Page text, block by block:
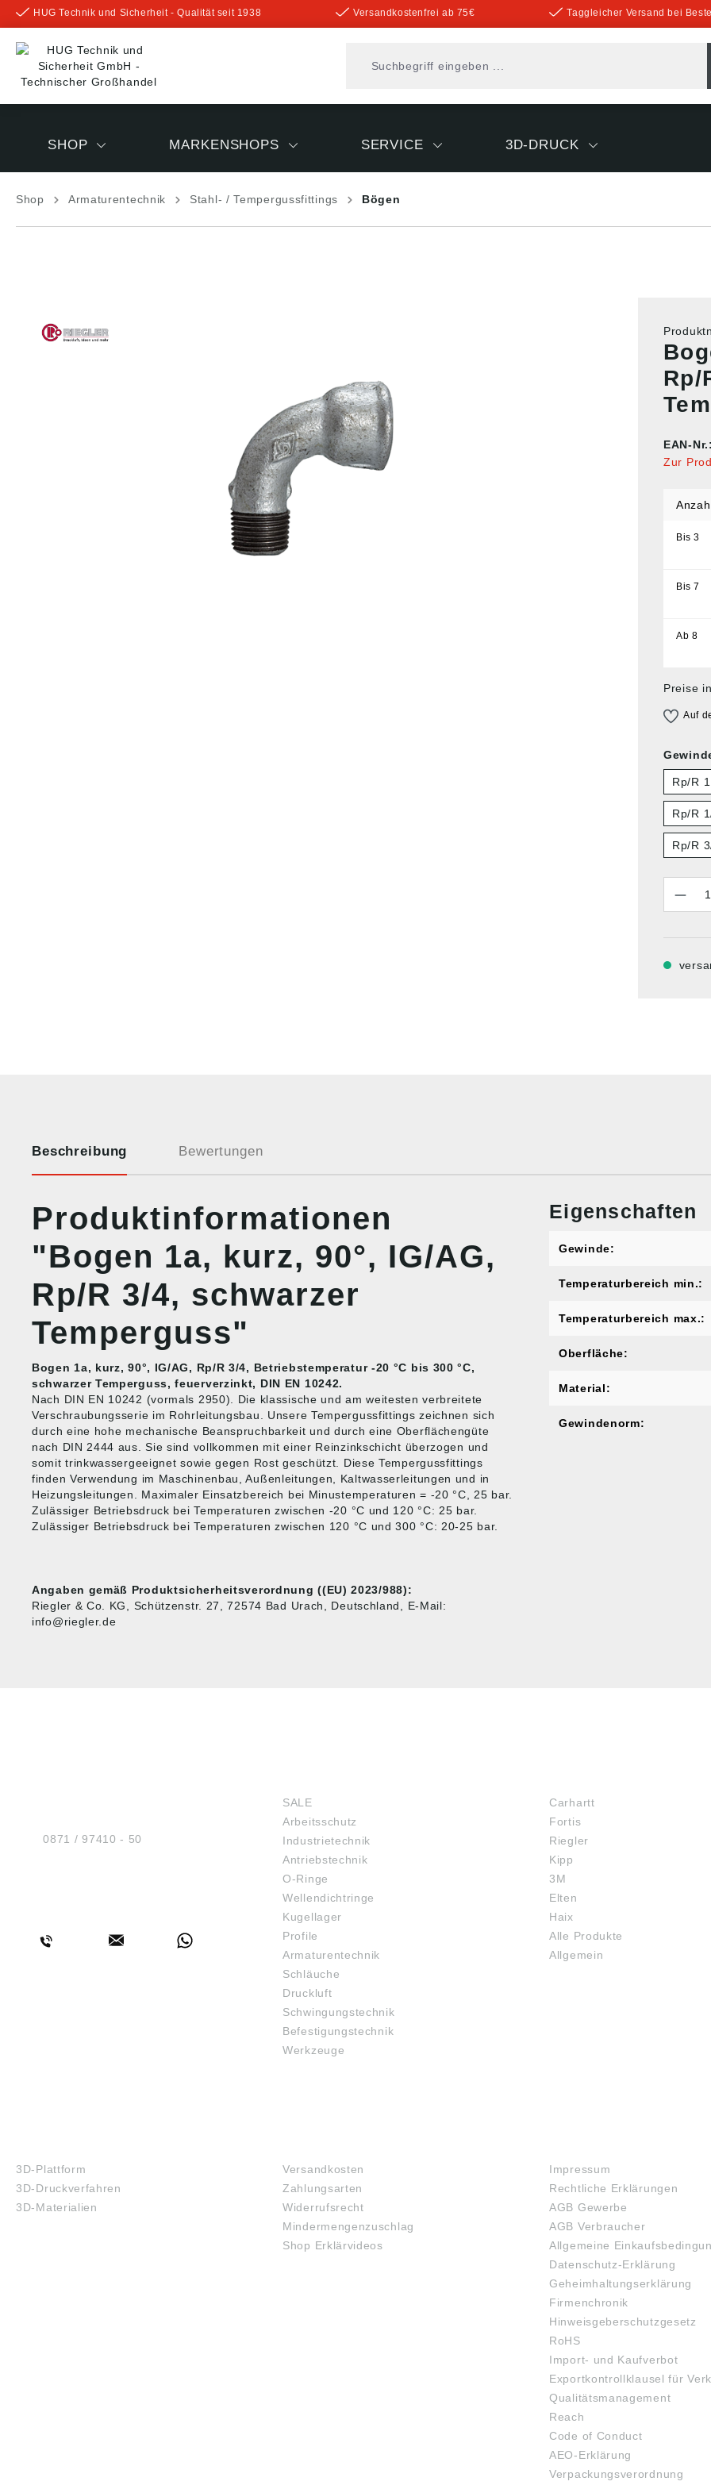
springen
HUG Technik und Sicherheit - Qualität seit 1938 Versandkostenfrei ab 75€ Taggleicher Versand bei
SHOP MARKENSHOPS SERVICE 3D-DRUCK
Shop Armaturentechnik Stahl- / Tempergussfittings Bögen
Rp/
EAN-
Zur
Bis3
Bis7
Ab 8
Preise
Auf
Rp/R 1
Rp/R
Rp/R
Beschreibung Bewertungen
Produktinformationen
"Bogen 1a, kurz, 90°, IG/AG,
Rp/R 3/4, schwarzer
Temperguss"
Bogen 1a, kurz, 90°, IG/AG, Rp/R 3/4, Betriebstemperatur -20 °C bis 300 °C,
schwarzer Temperguss, feuerverzinkt, DIN EN 10242.
Nach DIN EN 10242 (vormals 2950). Die klassische und am weitesten verbreitete
Verschraubungsserie im Rohrleitungsbau. Unsere Tempergussfittings zeichnen sich
durch eine hohe mechanische Beanspruchbarkeit und durch eine Oberflächengüte
nach DIN 2444 aus. Sie sind vollkommen mit einer Reinzinkschicht überzogen und
somit trinkwassergeeignet sowie gegen Rost geschützt. Diese Tempergussfittings
finden Verwendung im Maschinenbau, Außenleitungen, Kaltwasserleitungen und in
Heizungsleitungen. Maximaler Einsatzbereich bei Minustemperaturen = -20 °C, 25 bar.
Zulässiger Betriebsdruck bei Temperaturen zwischen -20 °C und 120 °C: 25 bar.
Zulässiger Betriebsdruck bei Temperaturen zwischen 120 °C und 300 °C: 20-25 bar.
Angaben gemäß Produktsicherheitsverordnung ((EU) 2023/988):
Riegler & Co. KG, Schützenstr. 27, 72574 Bad Urach, Deutschland, E-Mail:
info@riegler.de
Eigenschaften
Gewinde:
Temperaturbereich min.:
Temperaturbereich max.:
Oberfläche:
Material:
Gewindenorm:
Tel.:0871 / 97410 - 50
SALE
Arbeitsschutz
Industrietechnik
Antriebstechnik
O-Ringe
Wellendichtringe
Kugellager
Profile
Armaturentechnik
Schläuche
Druckluft
Schwingungstechnik
Befestigungstechnik
Werkzeuge
Carhartt
Fortis
Riegler
Kipp
3M
Elten
Haix
Alle Produkte
Allgemein
3D-Plattform
3D-Druckverfahren
3D-Materialien
Versandkosten
Zahlungsarten
Widerrufsrecht
Mindermengenzuschlag
Shop Erklärvideos
Impressum
Rechtliche Erklärungen
AGB Gewerbe
AGB Verbraucher
Allgemeine
Datenschutz-Erklärung
Geheimhaltungserklärung
Firmenchronik
Hinweisgeberschutzgesetz
RoHS
Import- und Kaufverbot
Exportkontrollklausel für
Qualitätsmanagement
Reach
Code of Conduct
AEO-Erklärung
Verpackungsverordnung